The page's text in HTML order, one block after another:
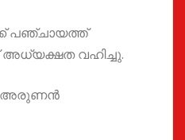
പഞ്ചായത്ത്
വഹിച്ചു.
അരുണൻ